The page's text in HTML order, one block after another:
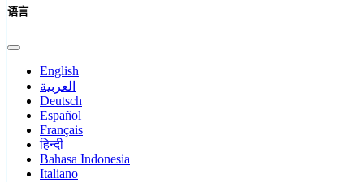
语言
English
العربية
Deutsch
Español
Français
हिन्दी
Bahasa Indonesia
Italiano